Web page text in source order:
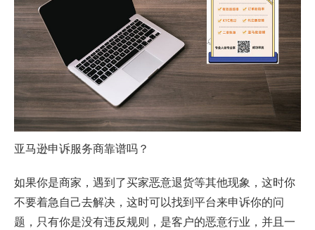
亚马逊申诉服务商靠谱吗？
如果你是商家，遇到了买家恶意退货等其他现象，这时你
不要着急自己去解决，这时可以找到平台来申诉你的问
题，只有你是没有违反规则，是客户的恶意行业，并且一